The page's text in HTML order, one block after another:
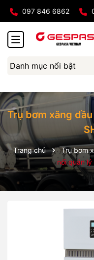
097 846 6862
Danh mục nổi bật
Trụ bơm xăng
Trang chủ Trụ bơm
nối quản lý